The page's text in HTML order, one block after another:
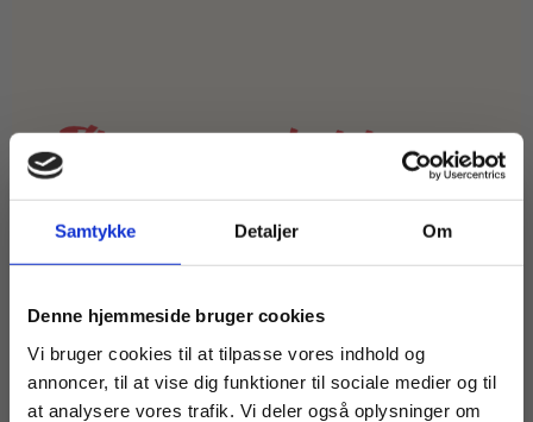
Samtykke Detaljer Om
Denne hjemmeside bruger cookies
Vi bruger cookies til at tilpasse vores indhold og
annoncer, til at vise dig funktioner til sociale medier og til
at analysere vores trafik. Vi deler også oplysninger om
Køb læremidler og find masterclasses mm.
Fortsæt som: